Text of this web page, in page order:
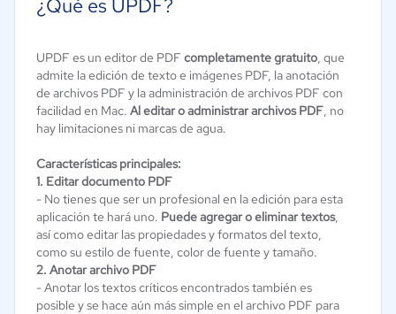
¿Qué es UPDF?
UPDF es un editor de PDF completamente gratuito, que
admite la edición de texto e imágenes PDF, la anotación
de archivos PDF y la administración de archivos PDF con
facilidad en Mac. Al editar o administrar archivos PDF, no
hay limitaciones ni marcas de agua.
Características principales:
1. Editar documento PDF
- No tienes que ser un profesional en la edición para esta
aplicación te hará uno. Puede agregar o eliminar textos,
así como editar las propiedades y formatos del texto,
como su estilo de fuente, color de fuente y tamaño.
2. Anotar archivo PDF
- Anotar los textos críticos encontrados también es
posible y se hace aún más simple en el archivo PDF para